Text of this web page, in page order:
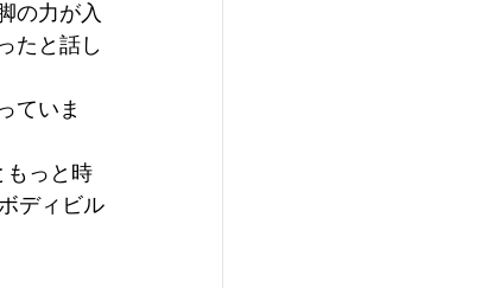
の力が入
たと話し
ていま
もっと時
ディビル